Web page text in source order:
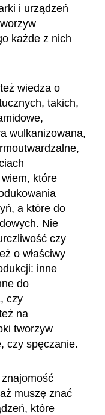
i urządzeń
każde z nich
wiedza o
takich,
wulkanizowana,
które
a które do
Nie
czy
o właściwy
inne
do
czy
na
tworzyw
czy spęczanie.
muszę znać
które